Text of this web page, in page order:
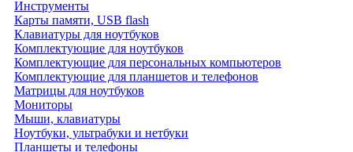
Инструменты
Карты памяти, USB flash
Клавиатуры для ноутбуков
Комплектующие для ноутбуков
Комплектующие для персональных компьютеров
Комплектующие для планшетов и телефонов
Матрицы для ноутбуков
Мониторы
Мыши, клавиатуры
Ноутбуки, ультрабуки и нетбуки
Планшеты и телефоны